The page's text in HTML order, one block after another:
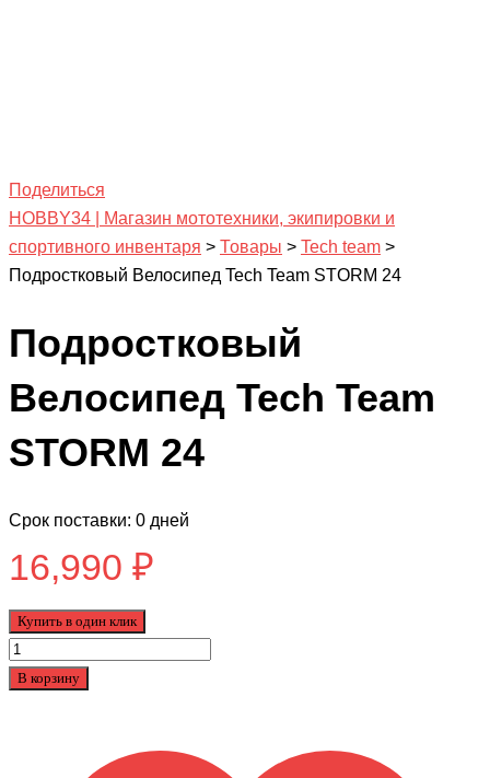
Поделиться
HOBBY34 | Магазин мототехники, экипировки и
спортивного инвентаря > Товары > Tech team >
Подростковый Велосипед Tech Team STORM 24
Подростковый
Велосипед Tech Team
STORM 24
Срок поставки: 0 дней
16,990 ₽
Купить в один клик
Количество
товара
В корзину